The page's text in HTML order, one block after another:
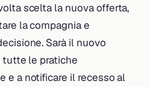
scelta la nuova offerta,
la compagnia e
Sarà il nuovo
tutte le pratiche
e a notificare il recesso al